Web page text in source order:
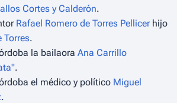
Cortes y Calderón.
Rafael Romero de Torres Pellicerhijo
Torres.
la bailaora Ana Carrillo
.
el médico y político Miguel
.